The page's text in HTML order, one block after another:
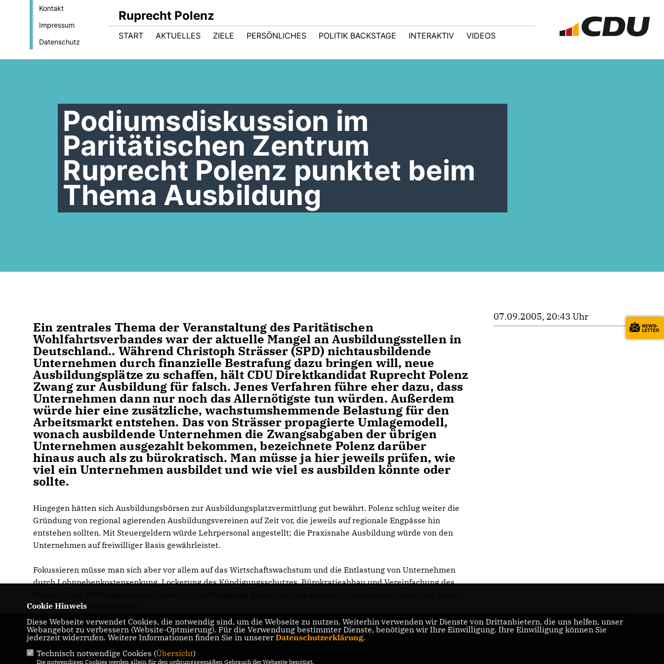
Kontakt
Impressum
Datenschutz
Ruprecht Polenz
START AKTUELLES ZIELE PERSÖNLICHES POLITIK BACKSTAGE INTERAKTIV VIDEOS
Podiumsdiskussion im
Paritätischen Zentrum
Ruprecht Polenz punktet beim
Thema Ausbildung
Ein zentrales Thema der Veranstaltung des Paritätischen
Wohlfahrtsverbandes war der aktuelle Mangel an Ausbildungsstellen in
Deutschland.. Während Christoph Strässer (SPD) nichtausbildende
Unternehmen durch finanzielle Bestrafung dazu bringen will, neue
Ausbildungsplätze zu schaffen, hält CDU Direktkandidat Ruprecht Polenz
Zwang zur Ausbildung für falsch. Jenes Verfahren führe eher dazu, dass
Unternehmen dann nur noch das Allernötigste tun würden. Außerdem
würde hier eine zusätzliche, wachstumshemmende Belastung für den
Arbeitsmarkt entstehen. Das von Strässer propagierte Umlagemodell,
wonach ausbildende Unternehmen die Zwangsabgaben der übrigen
Unternehmen ausgezahlt bekommen, bezeichnete Polenz darüber
hinaus auch als zu bürokratisch. Man müsse ja hier jeweils prüfen, wie
viel ein Unternehmen ausbildet und wie viel es ausbilden könnte oder
sollte.
Hingegen hätten sich Ausbildungsbörsen zur Ausbildungsplatzvermittlung gut bewährt. Polenz schlug weiter die
Gründung von regional agierenden Ausbildungsvereinen auf Zeit vor, die jeweils auf regionale Engpässe hin
entstehen sollten. Mit Steuergeldern würde Lehrpersonal angestellt; die Praxisnahe Ausbildung würde von den
Unternehmen auf freiwilliger Basis gewährleistet.
Fokussieren müsse man sich aber vor allem auf das Wirtschaftswachstum und die Entlastung von Unternehmen
durch Lohnnebenkostensenkung, Lockerung des Kündigungsschutzes, Bürokratieabbau und Vereinfachung des
Auszubildende einzustellen.
07.09.2005, 20:43 Uhr
Ruprecht Polenz
IMPRESSUM DATENSCHUTZ
Cookie Hinweis
Diese Webseite verwendet Cookies, die notwendig sind, um die Webseite zu nutzen. Weiterhin verwenden wir Dienste von Drittanbietern, die uns helfen, unser
Webangebot zu verbessern (Website-Optmierung). Für die Verwendung bestimmter Dienste, benötigen wir Ihre Einwilligung. Ihre Einwilligung können Sie
jederzeit widerrufen. Weitere Informationen finden Sie in unserer Datenschutzerklärung.
Technisch notwendige Cookies (Übersicht)
Die notwendigen Cookies werden allein für den ordnungsgemäßen Gebrauch der Webseite benötigt.